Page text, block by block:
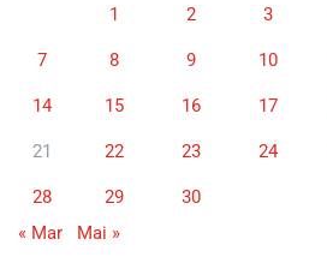
1 2 3
7 8 9 10
14 15 16 17
21 22 23 24
28 29
30
« Mar
Mai »